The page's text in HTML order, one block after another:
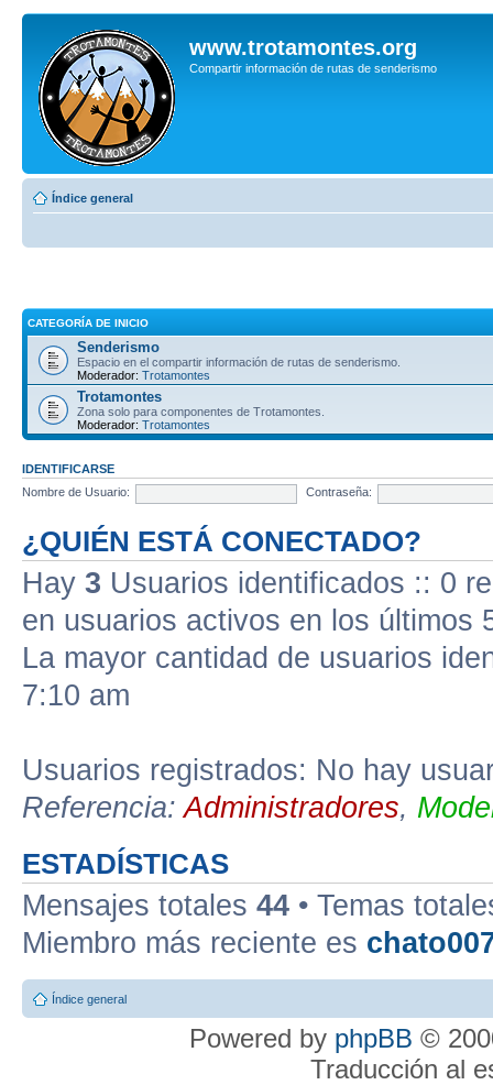
www.trotamontes.org
Compartir información de rutas de senderismo
Índice general
CATEGORÍA DE INICIO
Senderismo
Espacio en el compartir información de rutas de senderismo.
Moderador: Trotamontes
Trotamontes
Zona solo para componentes de Trotamontes.
Moderador: Trotamontes
IDENTIFICARSE
Nombre de Usuario:
Contraseña:
¿QUIÉN ESTÁ CONECTADO?
Hay 3 Usuarios identificados :: 0
en usuarios activos en los últimos
La mayor cantidad de usuarios
7:10 am
Usuarios registrados: No hay
Referencia:Administradores,
ESTADÍSTICAS
Mensajes totales 44 • Temas
Miembro más reciente es
Índice general
Powered by phpBB ©
Traducción al